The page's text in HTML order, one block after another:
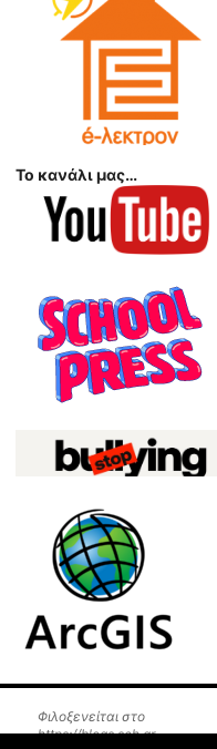
Το κανάλι μας…
Φιλοξενείται στο
https://blogs.sch.gr